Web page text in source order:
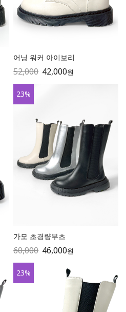
어닝 워커 아이보리
52,000 42,000원
23%
가모 초경량부츠
60,000 46,000원
23%